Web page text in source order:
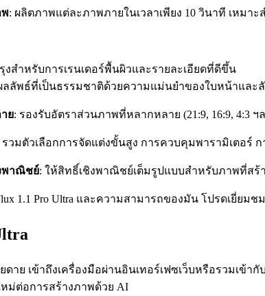
: ผลิตภาพแต่ละภาพภายในเวลาเพียง 10 วินาที เหม
งสำหรับการเรนเดอร์พื้นผิวและรายละเอียดที่ดีขึ้น
ลลัพธ์ที่เป็นธรรมชาติด้วยความแม่นยำของใบหน้าแล
ย: รองรับอัตราส่วนภาพที่หลากหลาย (21:9, 16:9, 4:3
รวมตัวเลือกการจัดแต่งขั้นสูง การควบคุมพารามิเตอ
พาณิชย์: ให้สิทธิ์เชิงพาณิชย์เต็มรูปแบบสำหรับภาพที่สร้
1.1 Pro Ultra และความสามารถของมัน โปรดเยี่ยมชม
ยดาย เข้าถึงเครื่องมือผ่านอินเทอร์เฟซเว็บหรือรวม
ม่ต่อการสร้างภาพด้วย AI